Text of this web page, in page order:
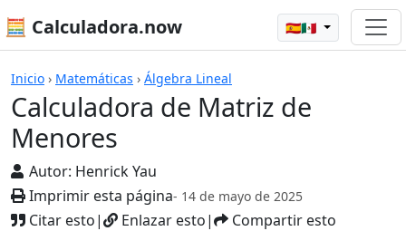
🧮 Calculadora.now 🇪🇸🇲🇽
Inicio › Matemáticas › Álgebra Lineal
Calculadora de Matriz de
Menores
Autor: Henrick Yau
Imprimir esta página- 14 de mayo de 2025
Citar esto| Enlazar esto| Compartir esto
Calculadora de Matriz de Menores